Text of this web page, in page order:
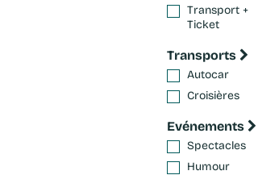
Transport +
Ticket
Transports
Autocar
Croisières
Evénements
Spectacles
Humour